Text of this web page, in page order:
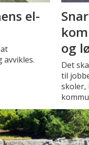
el-
avvikles.
og
Det
til
skoler,